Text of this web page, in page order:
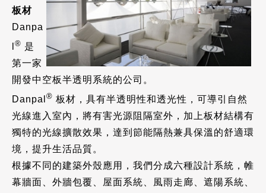
板材
Danpa
® 是
第一家
開發中空板半透明系統的公司。
Danpal ® 板材，具有半透明性和透光性，可導引自然
光線進入室內，將有害光源阻隔室外，加上板材結構有
獨特的光線擴散效果，達到節能隔熱兼具保溫的舒適環
境，提升生活品質。
根據不同的建築外殼應用，我們分成六種設計系統，帷
幕牆面、外牆包覆、屋面系統、風雨走廊、遮陽系統、